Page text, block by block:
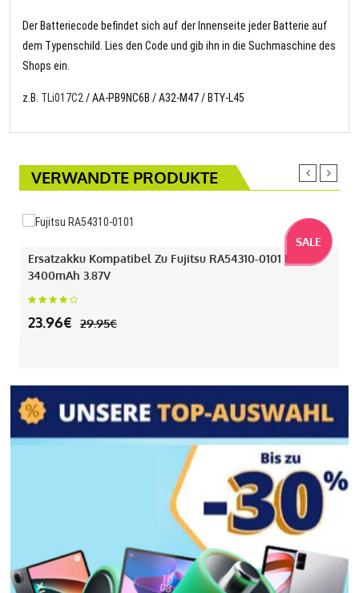
Der Batteriecode befindet sich auf der Innenseite jeder Batterie auf
dem Typenschild. Lies den Code und gib ihn in die Suchmaschine des
Shops ein.
z.B. TLi017C2 / AA-PB9NC6B / A32-M47 / BTY-L45
VERWANDTE PRODUKTE
SALE
Ersatzakku Kompatibel Zu Fujitsu RA54310-0101 Mit
3400mAh 3.87V
23.96€ 29.95€